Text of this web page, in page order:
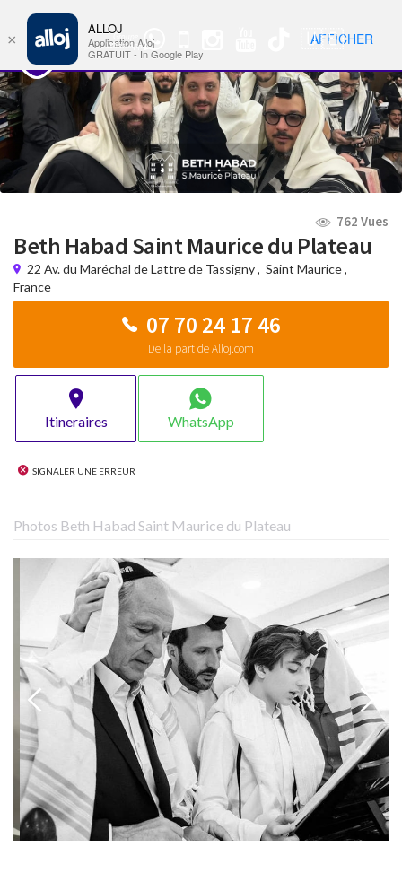
Groupe
WhatsApp
🇺🇸 Nav
762 Vues
Beth Habad Saint Maurice du Plateau
22 Av. du Maréchal de Lattre de Tassigny, Saint Maurice,
France
07 70 24 17 46
De la part de Alloj.com
Itineraires WhatsApp
Signaler une erreur
Photos Beth Habad Saint Maurice du Plateau
×
ALLOJ
Application Alloj
GRATUIT - In Google Play
AFFICHER